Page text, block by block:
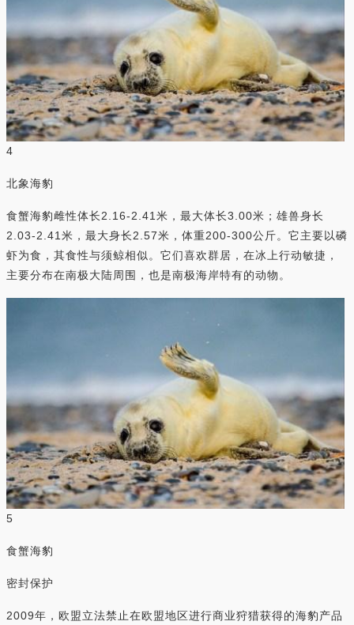
4
北象海豹
食蟹海豹雌性体长2.16-2.41米，最大体长3.00米；雄兽身长
2.03-2.41米，最大身长2.57米，体重200-300公斤。它主要以磷
虾为食，其食性与须鲸相似。它们喜欢群居，在冰上行动敏捷，
主要分布在南极大陆周围，也是南极海岸特有的动物。
5
食蟹海豹
密封保护
2009年，欧盟立法禁止在欧盟地区进行商业狩猎获得的海豹产品